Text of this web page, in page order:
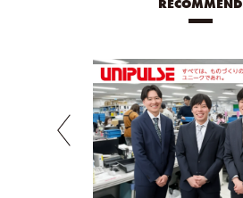
RECOMMEND